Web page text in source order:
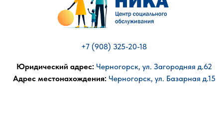
+7 (908) 325-20-18
Юридический адрес: Черногорск, ул. Загородняя д.62
Адрес местонахождения: Черногорск, ул. Базарная д.15